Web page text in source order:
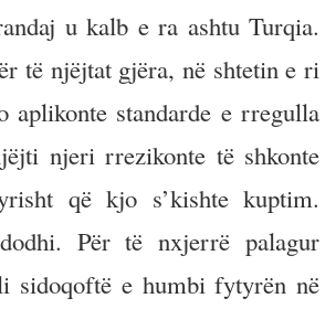
u kalb e ra ashtu Turqia.
të njëjtat gjëra, në shtetin e ri
aplikonte standarde e rregulla
njeri rrezikonte të shkonte
që kjo s’kishte kuptim.
Për të nxjerrë palagur
sidoqoftë e humbi fytyrën në